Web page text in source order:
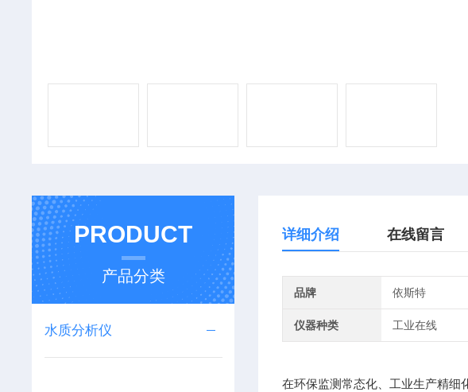
PRODUCT
产品分类
水质分析仪
详细介绍 在线留言
品牌 依斯特
仪器种类 工业在线
在环保监测常态化、工业生产精细